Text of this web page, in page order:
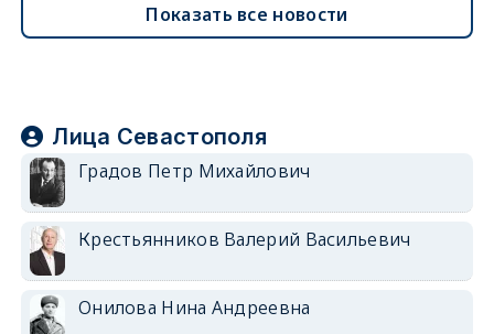
Показать все новости
Лица Севастополя
Градов Петр Михайлович
Крестьянников Валерий Васильевич
Онилова Нина Андреевна